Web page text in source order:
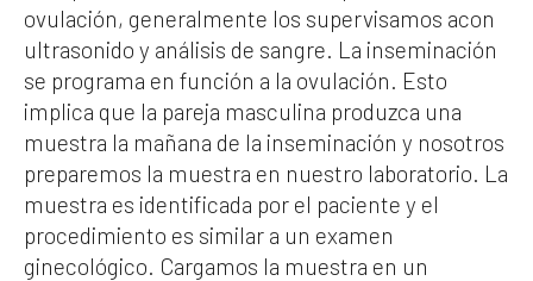
ovulación, generalmente los supervisamos acon
ultrasonido y análisis de sangre. La inseminación
se programa en función a la ovulación. Esto
implica que la pareja masculina produzca una
muestra la mañana de la inseminación y nosotros
preparemos la muestra en nuestro laboratorio. La
muestra es identificada por el paciente y el
procedimiento es similar a un examen
ginecológico. Cargamos la muestra en un